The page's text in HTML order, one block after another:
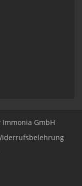
Immonia GmbH